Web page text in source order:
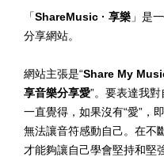
「ShareMusic · 享樂 」是
分享網站。
網站主張是“Share My
享音樂分享愛”。要表達我
一直覺得，如果沒有“愛”，
無法讓音符感動自己。在不
才能夠讓自己學會堅持和堅